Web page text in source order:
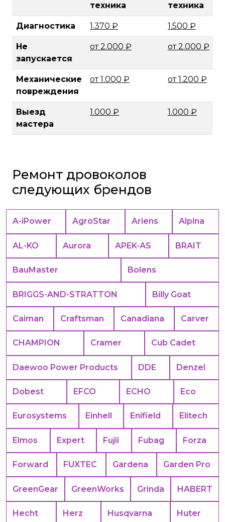
техника
техника
Диагностика 1.370 ₽ 1.500 ₽
Не
запускается
от 2.000 ₽ от 2.000 ₽
Механические
повреждения
от 1.000 ₽ от 1.200 ₽
Выезд
мастера
1.000 ₽ 1.000 ₽
Ремонт дровоколов
следующих брендов
A-iPower AgroStar Ariens Alpina
AL-KO Aurora APEK-АS BRAIT
BauMaster Bolens
BRIGGS-AND-STRATTON Billy Goat
Caiman Craftsman Canadiana Carver
CHAMPION Cramer Cub Cadet
Daewoo Power Products DDE Denzel
Dobest EFCO ECHO Eco
Eurosystems Einhell Enifield Elitech
Elmos Expert Fujii Fubag Forza
Forward FUXTEC Gardena Garden Pro
GreenGear GreenWorks Grinda HABERT
Hecht Herz Husqvarna Huter